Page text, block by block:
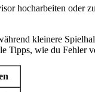
hocharbeiten oder
kleinere
Tipps, wie du Fehler